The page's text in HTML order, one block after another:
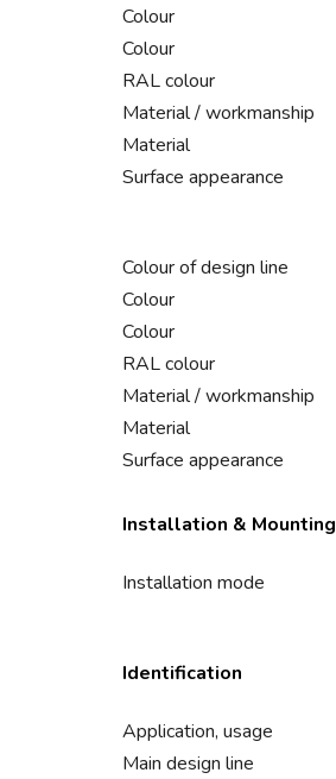
Colour
Colour
RAL colour
Material / workmanship
Material
Surface appearance
Colour of design line
Colour
Colour
RAL colour
Material / workmanship
Material
Surface appearance
Installation & Mounting
Installation mode
Identification
Application, usage
Main design line